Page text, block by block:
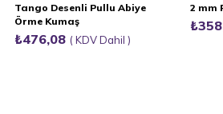
Tango Desenli Pullu Abiye
Örme Kumaş
₺476,08 KDV Dahil
2 mm